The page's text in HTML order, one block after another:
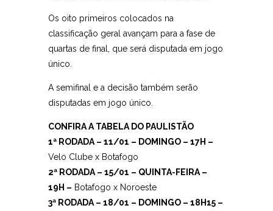
Os oito primeiros colocados na
classificação geral avançam para a fase de
quartas de final, que será disputada em jogo
único.
A semifinal e a decisão também serão
disputadas em jogo único.
CONFIRA A TABELA DO PAULISTÃO
1ª RODADA – 11/01 – DOMINGO – 17H –
Velo Clube x Botafogo
2ª RODADA – 15/01 – QUINTA-FEIRA –
19H – Botafogo x Noroeste
3ª RODADA – 18/01 – DOMINGO – 18H15 –